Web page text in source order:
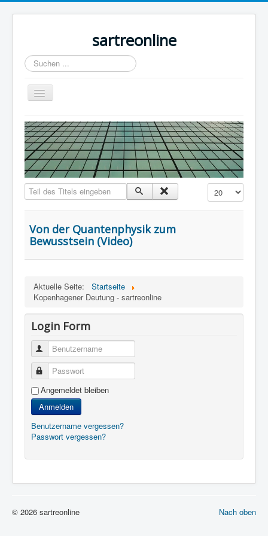
sartreonline
Suchen
...
Navigation
an/aus
Home
Texte
Videos
Links
Lexika
Rezensionen
Kontakt
Teil des Titels eingeben Anzeige #
Von der Quantenphysik zum
Bewusstsein (Video)
Aktuelle Seite:
Startseite
Kopenhagener Deutung - sartreonline
Login Form
Benutzername
Passwort
Angemeldet bleiben
Anmelden
Benutzername vergessen?
Passwort vergessen?
Nach oben
© 2026 sartreonline